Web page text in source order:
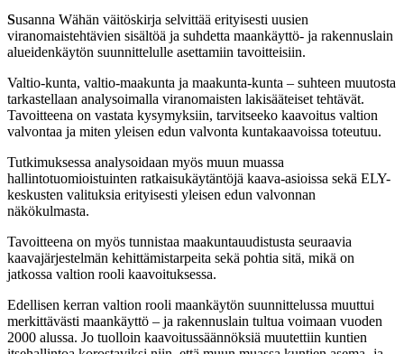
Susanna Wähän väitöskirja selvittää erityisesti uusien
viranomaistehtävien sisältöä ja suhdetta maankäyttö- ja rakennuslain
alueidenkäytön suunnittelulle asettamiin tavoitteisiin.
Valtio-kunta, valtio-maakunta ja maakunta-kunta – suhteen muutosta
tarkastellaan analysoimalla viranomaisten lakisääteiset tehtävät.
Tavoitteena on vastata kysymyksiin, tarvitseeko kaavoitus valtion
valvontaa ja miten yleisen edun valvonta kuntakaavoissa toteutuu.
Tutkimuksessa analysoidaan myös muun muassa
hallintotuomioistuinten ratkaisukäytäntöjä kaava-asioissa sekä ELY-
keskusten valituksia erityisesti yleisen edun valvonnan
näkökulmasta.
Tavoitteena on myös tunnistaa maakuntauudistusta seuraavia
kaavajärjestelmän kehittämistarpeita sekä pohtia sitä, mikä on
jatkossa valtion rooli kaavoituksessa.
Edellisen kerran valtion rooli maankäytön suunnittelussa muuttui
merkittävästi maankäyttö – ja rakennuslain tultua voimaan vuoden
2000 alussa. Jo tuolloin kaavoitussäännöksiä muutettiin kuntien